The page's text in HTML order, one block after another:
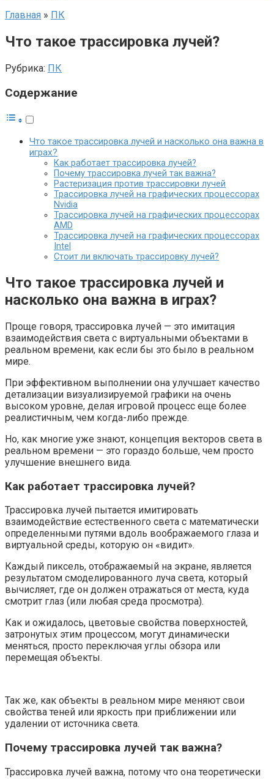
Главная » ПК
Что такое трассировка лучей?
Рубрика: ПК
Содержание
Что такое трассировка лучей и насколько она важна в
играх?
Как работает трассировка лучей?
Почему трассировка лучей так важна?
Растеризация против трассировки лучей
Трассировка лучей на графических процессорах
Nvidia
Трассировка лучей на графических процессорах
AMD
Трассировка лучей на графических процессорах
Intel
Стоит ли включать трассировку лучей?
Что такое трассировка лучей и
насколько она важна в играх?
Проще говоря, трассировка лучей — это имитация
взаимодействия света с виртуальными объектами в
реальном времени, как если бы это было в реальном
мире.
При эффективном выполнении она улучшает качество
детализации визуализируемой графики на очень
высоком уровне, делая игровой процесс еще более
реалистичным, чем когда-либо прежде.
Но, как многие уже знают, концепция векторов света в
реальном времени — это гораздо больше, чем просто
улучшение внешнего вида.
Как работает трассировка лучей?
Трассировка лучей пытается имитировать
взаимодействие естественного света с математически
определенными путями вдоль воображаемого глаза и
виртуальной среды, которую он «видит».
Каждый пиксель, отображаемый на экране, является
результатом смоделированного луча света, который
вычисляет, где он должен отражаться от места, куда
смотрит глаз (или любая среда просмотра).
Как и ожидалось, цветовые свойства поверхностей,
затронутых этим процессом, могут динамически
меняться, просто переключая углы обзора или
перемещая объекты.
Так же, как объекты в реальном мире меняют свои
свойства теней или яркость при приближении или
удалении от источника света.
Почему трассировка лучей так важна?
Трассировка лучей важна, потому что она теоретически